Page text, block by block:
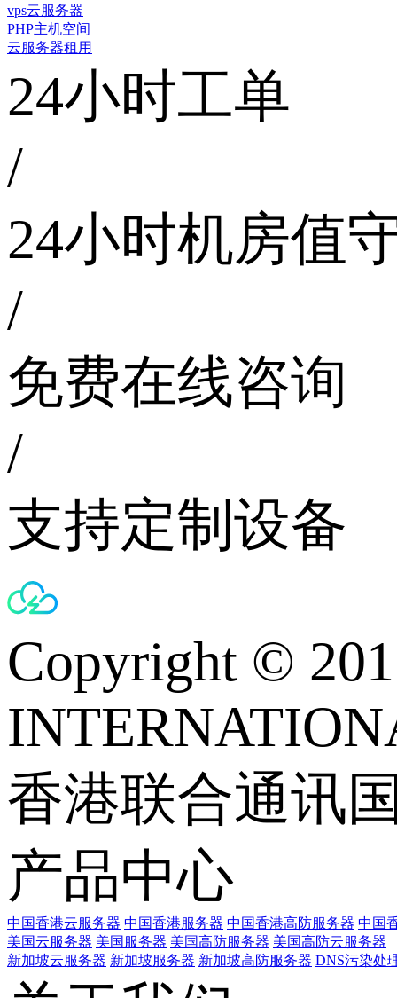
vps云服务器
PHP主机空间
云服务器租用
24小时工单
/
24小时机房值
/
免费在线咨询
/
支持定制设备
Copyright ©
香港联合通讯
产品中心
中国香港云服务器 中国香港服务器 中国香港高防服务器 中国
美国云服务器 美国服务器 美国高防服务器 美国高防云服务器
新加坡云服务器 新加坡服务器 新加坡高防服务器 DNS污染处